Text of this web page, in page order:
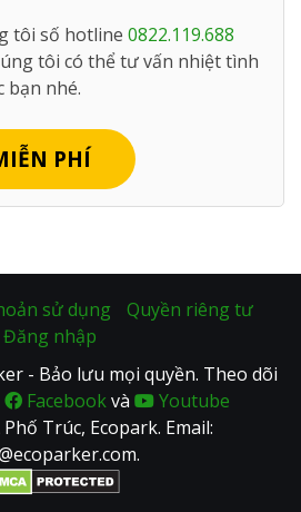
tôi số hotline 0822.119.688
tôi có thể tư vấn nhiệt tình
bạn nhé.
PHÍ
sử dụng
Quyền riêng tư
Đăng nhập
- Bảo lưu mọi quyền. Theo dõi
Facebookvà
Youtube
Trúc, Ecopark. Email: